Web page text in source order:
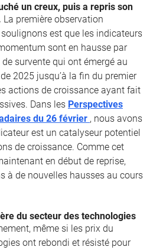
un creux, puis a repris son
La première observation
est que les indicateurs
sont en hausse par
survente qui ont émergé au
2025 jusqu’à la fin du premier
actions de croissance ayant fait
Dans les Perspectives
du 26 février , nous avons
est un catalyseur potentiel
de croissance. Comme cet
en début de reprise,
à de nouvelles hausses au cours
du secteur des technologies
même si les prix du
ont rebondi et résisté pour